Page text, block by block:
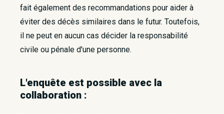
fait également des recommandations pour aider à
éviter des décès similaires dans le futur. Toutefois,
il ne peut en aucun cas décider la responsabilité
civile ou pénale d'une personne.
L'enquête est possible avec la
collaboration :